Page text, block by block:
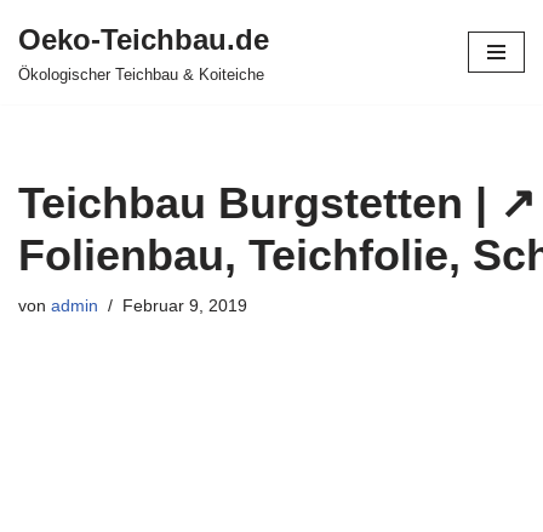
Zum
Oeko-Teichbau.de
Ökologischer Teichbau & Koiteiche
Teichbau Burgstetten |
Folienbau, Teichfolie,
von admin Februar 9, 2019